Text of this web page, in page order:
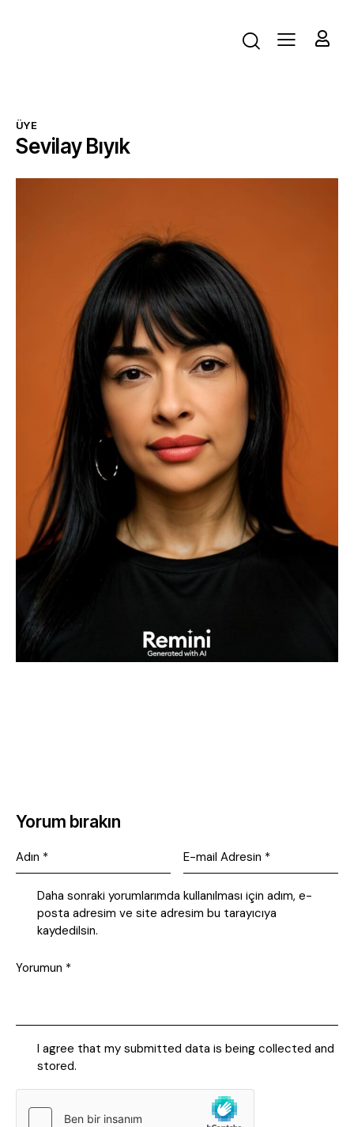
ÜYE
Sevilay Bıyık
Yorum bırakın
Daha sonraki yorumlarımda kullanılması için adım, e-
posta adresim ve site adresim bu tarayıcıya
kaydedilsin.
I agree that my submitted data is being collected and
stored.